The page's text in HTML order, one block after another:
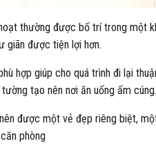
thường được bố trí trong một
giãn được tiện lợi hơn.
hợp giúp cho quá trình đi lại
tạo nên nơi ăn uống ấm cúng.
được một vẻ đẹp riêng biệt,
phòng